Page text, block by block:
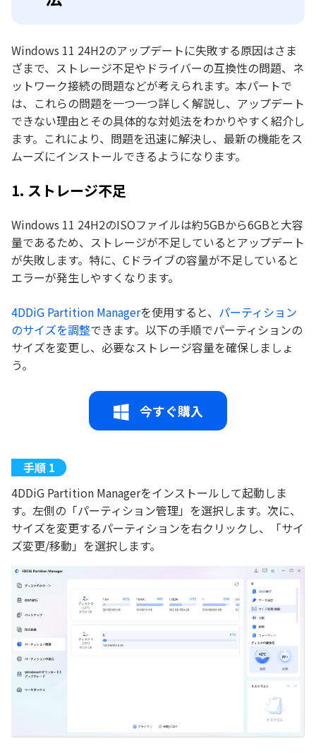
Windows 11 24H2のアップデートに失敗する原因はさま
ざまで、ストレージ不足やドライバーの互換性の問題、ネ
ットワーク接続の問題などが考えられます。本パートで
は、これらの問題を一つ一つ詳しく解説し、アップデート
できない理由とその具体的な対処法をわかりやすく紹介し
ます。これにより、問題を迅速に解決し、最新の機能をス
ムーズにインストールできるようになります。
1. ストレージ不足
Windows 11 24H2のISOファイルは約5GBから6GBと大容
量であるため、ストレージが不足しているとアップデート
が失敗します。特に、Cドライブの容量が不足していると
エラーが発生しやすくなります。
4DDiG Partition Managerを使用すると、 パーティション
のサイズを調整できます。以下の手順でパーティションの
サイズを変更し、必要なストレージ容量を確保しましょ
う。
今すぐ購入
4DDiG Partition Managerをインストールして起動しま
す。左側の「パーティション管理」を選択します。次に、
サイズを変更するパーティションを右クリックし、「サイ
ズ変更/移動」を選択します。